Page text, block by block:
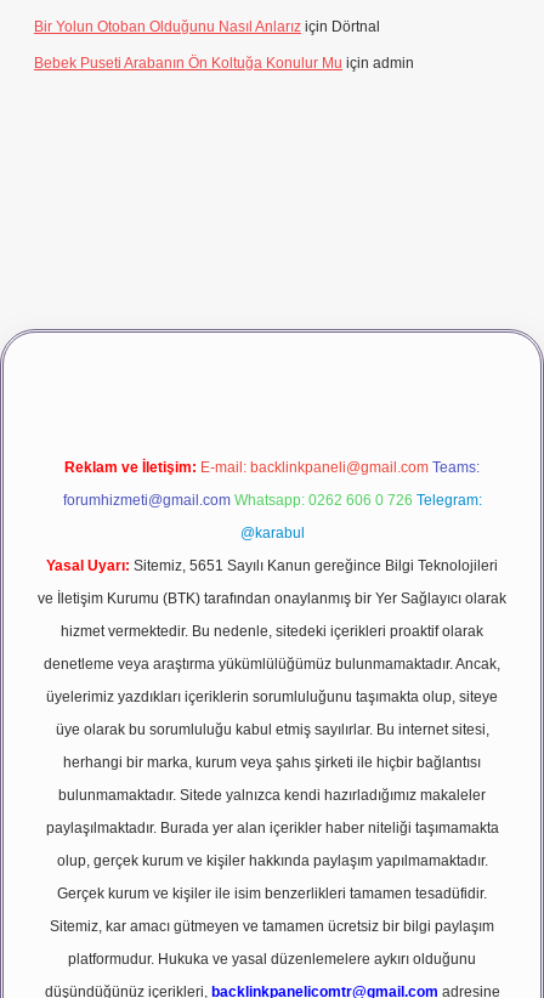
Bir Yolun Otoban Olduğunu Nasıl Anlarız için Dörtnal
Bebek Puseti Arabanın Ön Koltuğa Konulur Mu için admin
girişbetexper
Reklam ve İletişim: E-mail: backlinkpaneli@gmail.com Teams:
forumhizmeti@gmail.com Whatsapp: 0262 606 0 726 Telegram:
@karabul
Yasal Uyarı: Sitemiz, 5651 Sayılı Kanun gereğince Bilgi Teknolojileri
ve İletişim Kurumu (BTK) tarafından onaylanmış bir Yer Sağlayıcı olarak
hizmet vermektedir. Bu nedenle, sitedeki içerikleri proaktif olarak
denetleme veya araştırma yükümlülüğümüz bulunmamaktadır. Ancak,
üyelerimiz yazdıkları içeriklerin sorumluluğunu taşımakta olup, siteye
üye olarak bu sorumluluğu kabul etmiş sayılırlar. Bu internet sitesi,
herhangi bir marka, kurum veya şahıs şirketi ile hiçbir bağlantısı
bulunmamaktadır. Sitede yalnızca kendi hazırladığımız makaleler
paylaşılmaktadır. Burada yer alan içerikler haber niteliği taşımamakta
olup, gerçek kurum ve kişiler hakkında paylaşım yapılmamaktadır.
Gerçek kurum ve kişiler ile isim benzerlikleri tamamen tesadüfidir.
Sitemiz, kar amacı gütmeyen ve tamamen ücretsiz bir bilgi paylaşım
platformudur. Hukuka ve yasal düzenlemelere aykırı olduğunu
düşündüğünüz içerikleri, backlinkpanelicomtr@gmail.com adresine